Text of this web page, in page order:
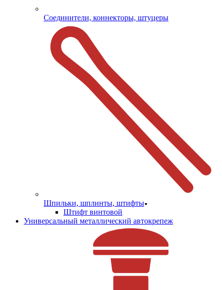
Соединители, коннекторы, штуцеры
Шпильки, шплинты, штифты
Штифт винтовой
Универсальный металлический автокрепеж